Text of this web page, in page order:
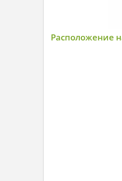
Расположение